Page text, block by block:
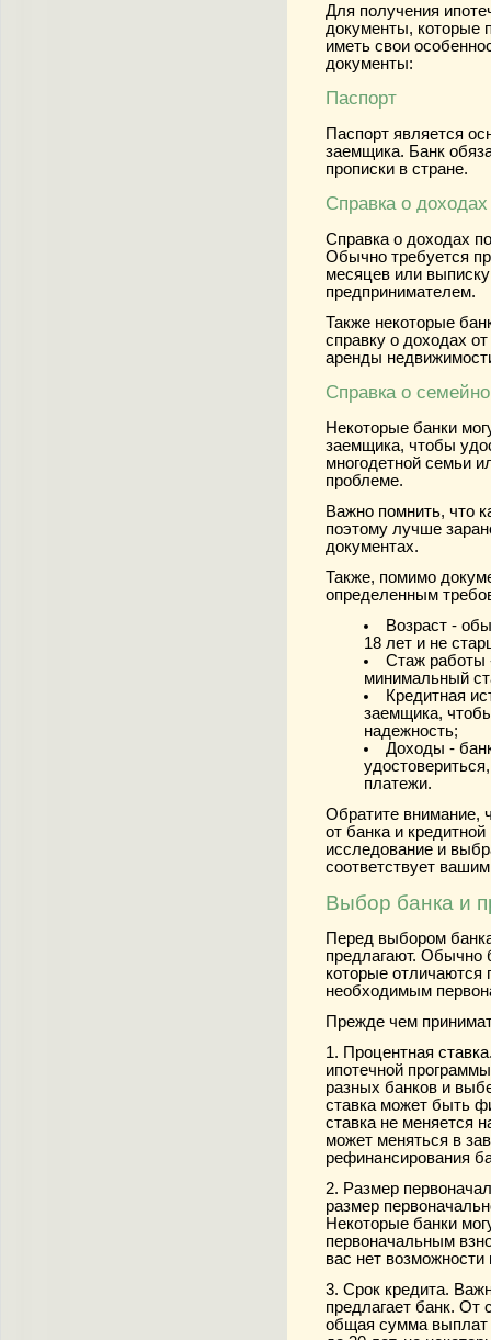
Для получения
документы, которые
иметь свои
документы:
Паспорт
Паспорт является
заемщика. Банк
прописки в стране.
Справка о доходах
Справка о доходах
Обычно требуется
месяцев или
предпринимателем.
Также некоторые
справку о доходах
аренды
Справка о
Некоторые банки
заемщика, чтобы
многодетной семьи
проблеме.
Важно помнить, что
поэтому лучше
документах.
Также, помимо
определенным
Возраст-
18 лет и не
Стаж работы
минимальный
Кредитная
заемщика,
надежность;
Доходы -
платежи.
Обратите внимание,
от банка и
исследование и
соответствует
Выбор банка и
Перед выбором
предлагают. Обычно
которые отличаются
необходимым
Прежде чем
1. Процентная
ипотечной
разных банков и
ставка может быть
ставка не меняется
может меняться в
рефинансирования
2. Размер
размер
Некоторые банки
первоначальным
вас нет
3. Срок кредита.
предлагает банк. От
общая сумма выплат